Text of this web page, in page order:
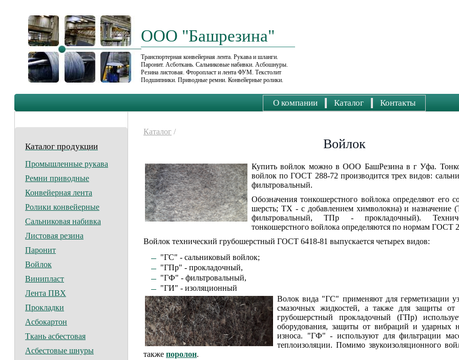
ООО "Башрезина"
Транспортерная конвейерная лента. Рукава и шланги.
Паронит. Асботкань. Сальниковые набивки. Асбошнуры.
Резина листовая. Фторопласт и лента ФУМ. Текстолит
Подшипники. Приводные ремни. Конвейерные ролики.
О компании Каталог Контакты
Каталог продукции
Промышленные рукава
Ремни приводные
Конвейерная лента
Ролики конвейерные
Сальниковая набивка
Листовая резина
Паронит
Войлок
Винипласт
Лента ПВХ
Прокладки
Асбокартон
Ткань асбестовая
Асбестовые шнуры
Каталог /
Войлок
Купить войлок можно в ООО БашРезина в г Уфа.
войлок по ГОСТ 288-72 производится трех видов:
фильтровальный.
Обозначения тонкошерстного войлока определяют его
шерсть; ТХ - с добавлением химволокна) и
фильтровальный, ТПр - прокладочный).
тонкошерстного войлока определяются по нормам ГОСТ
Войлок технический грубошерстный ГОСТ 6418-81 выпускается четырех видов:
"ГС" - сальниковый войлок;
"ГПр" - прокладочный,
"ГФ" - фильтровальный,
"ГИ" - изоляционный
Волок вида "ГС" применяют для герметизации
смазочных жидкостей, а также для защиты
грубошерстный прокладочный (ГПр)
оборудования, защиты от вибраций и ударных
износа. "ГФ" - используют для фильтрации
теплоизоляции. Помимо звукоизоляционного
также поролон.